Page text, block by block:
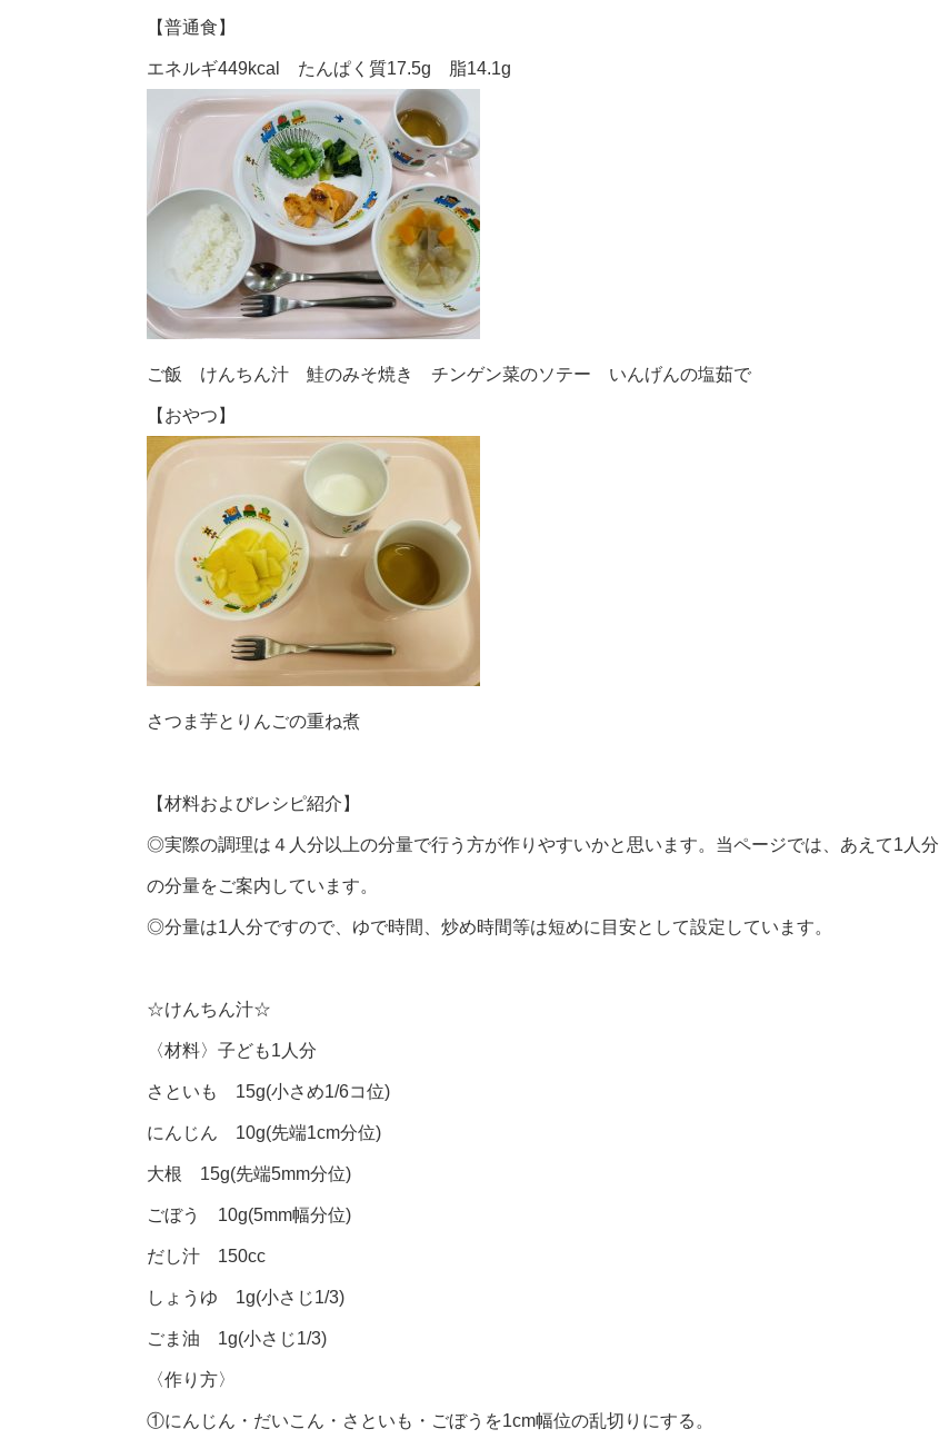
【普通食】
エネルギ449kcal たんぱく質17.5g 脂14.1g
ご飯 けんちん汁 鮭のみそ焼き チンゲン菜のソテー いんげんの塩茹で
【おやつ】
さつま芋とりんごの重ね煮
【材料およびレシピ紹介】
◎実際の調理は４人分以上の分量で行う方が作りやすいかと思います。当ページでは、あえて1人分
の分量をご案内しています。
◎分量は1人分ですので、ゆで時間、炒め時間等は短めに目安として設定しています。
☆けんちん汁☆
〈材料〉子ども1人分
さといも 15g(小さめ1/6コ位)
にんじん 10g(先端1cm分位)
大根 15g(先端5mm分位)
ごぼう 10g(5mm幅分位)
だし汁 150cc
しょうゆ 1g(小さじ1/3)
ごま油 1g(小さじ1/3)
〈作り方〉
①にんじん・だいこん・さといも・ごぼうを1cm幅位の乱切りにする。